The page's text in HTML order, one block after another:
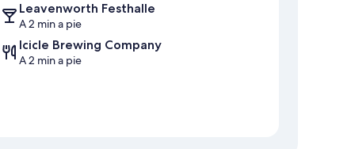
Leavenworth Festhalle
A 2 min a pie
Icicle Brewing Company
A 2 min a pie